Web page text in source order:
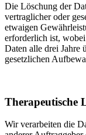
Die Löschung der
vertraglicher oder
etwaigen
erforderlich ist,
Daten alle drei Jahre
gesetzlichen
Therapeutische
Wir verarbeiten die